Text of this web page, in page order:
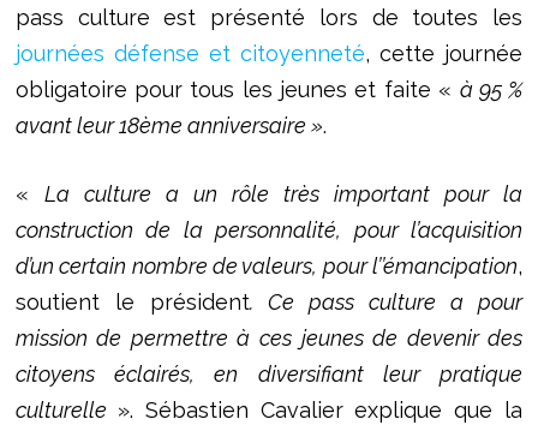
pass culture est présenté lors de toutes les
journées défense et citoyenneté, cette journée
obligatoire pour tous les jeunes et faite « à 95 %
avant leur 18ème anniversaire ».
« La culture a un rôle très important pour la
construction de la personnalité, pour l’acquisition
d’un certain nombre de valeurs, pour l’’émancipation,
soutient le président. Ce pass culture a pour
mission de permettre à ces jeunes de devenir des
citoyens éclairés, en diversifiant leur pratique
culturelle ». Sébastien Cavalier explique que la